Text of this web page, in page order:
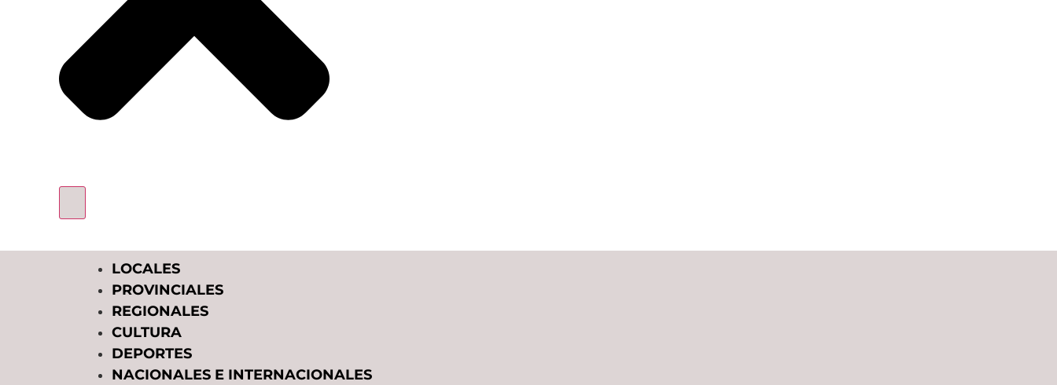
LOCALES
PROVINCIALES
REGIONALES
CULTURA
DEPORTES
NACIONALES E INTERNACIONALES